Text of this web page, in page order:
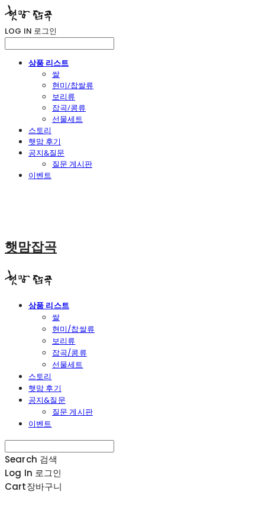
LOG IN 로그인
상품 리스트
쌀
현미/찹쌀류
보리류
잡곡/콩류
선물세트
스토리
햇맘 후기
공지&질문
질문 게시판
이벤트
햇맘잡곡
상품 리스트
쌀
현미/찹쌀류
보리류
잡곡/콩류
선물세트
스토리
햇맘 후기
공지&질문
질문 게시판
이벤트
Search 검색
Log In 로그인
Cart장바구니